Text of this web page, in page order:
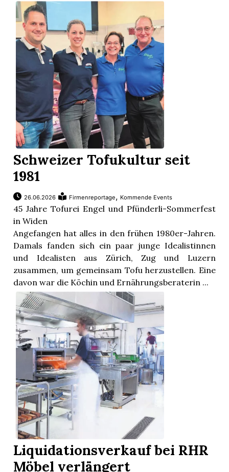
Schweizer Tofukultur seit
1981
26.06.2026 Firmenreportage, Kommende Events
45 Jahre Tofurei Engel und Pfünderli-Sommerfest
in Widen
Angefangen hat alles in den frühen 1980er-Jahren.
Damals fanden sich ein paar junge Idealistinnen
und Idealisten aus Zürich, Zug und Luzern
zusammen, um gemeinsam Tofu herzustellen. Eine
davon war die Köchin und Ernährungsberaterin ...
Liquidationsverkauf bei RHR
Möbel verlängert